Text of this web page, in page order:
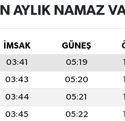
AYLIK NAMAZ
İMSAK GÜNEŞ
03:41 05:19
03:43 05:20
03:44 05:21
03:45 05:22